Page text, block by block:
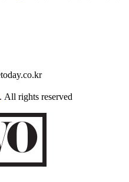
. All rights reserved